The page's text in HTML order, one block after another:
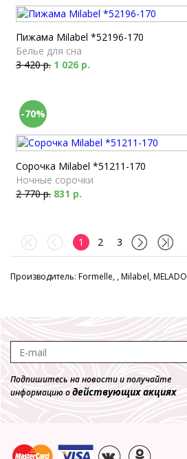
Пижама Milabel *52196-170
Белье для сна
3 420 р. 1 026 р.
-70%
Сорочка Milabel *51211-170
Ночные сорочки
2 770 р. 831 р.
1 2 3
Производитель: Formelle, , Milabel, MELADO
Подпишитесь на новости и получайте
информацию одействующих акциях